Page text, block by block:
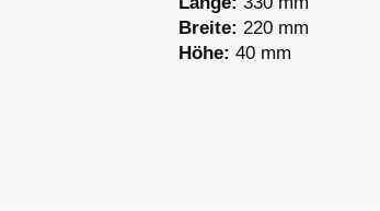
Breite: 220 mm
Höhe: 40 mm